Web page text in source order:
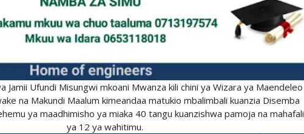
Jamii Ufundi Misungwi mkoani Mwanza kili chini ya Wizara ya Maendeleo
na Makundi Maalum kimeandaa matukio mbalimbali kuanzia Disemba
ya maadhimisho ya miaka 40 tangu kuanzishwa pamoja na mahafali
ya 12 ya wahitimu.